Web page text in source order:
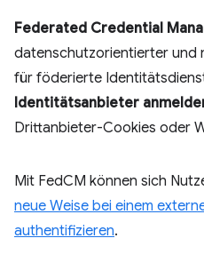
Federated Credential
datenschutzorientierter und
für föderierte
Identitätsanbieter
Drittanbieter-Cookies oder
Mit FedCM können sich
neue Weise bei einem
authentifizieren.